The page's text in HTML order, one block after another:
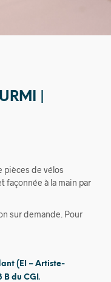
|
pièces de vélos
façonnée à la main par
sur demande. Pour
(EI – Artiste-
B du CGI.